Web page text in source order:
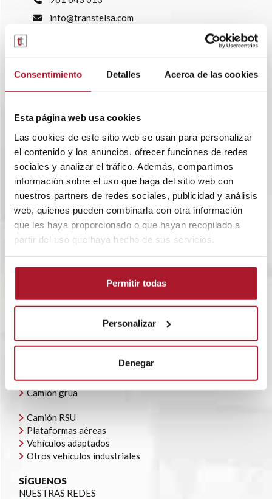
Consentimiento Detalles Acerca de las cookies
Esta página web usa cookies
Las cookies de este sitio web se usan para personalizar
el contenido y los anuncios, ofrecer funciones de redes
sociales y analizar el tráfico. Además, compartimos
información sobre el uso que haga del sitio web con
nuestros partners de redes sociales, publicidad y análisis
web, quienes pueden combinarla con otra información
que les haya proporcionado o que hayan recopilado a
partir del uso que haya hecho de sus servicios.
Permitir todas
Personalizar
Denegar
info@transtelsa.com
SOBRE TRANSTEL
BLOG
POLÍTICA CORPORATIVA
OFERTAS DE EMPLEO
NUESTRA FLOTA
Camión caja abierta
Camión grúa
Camión RSU
Plataformas aéreas
Vehículos adaptados
Otros vehículos industriales
SÍGUENOS
NUESTRAS REDES